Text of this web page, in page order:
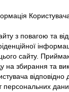
з повагою та
сайту.
на збирання та
персональних